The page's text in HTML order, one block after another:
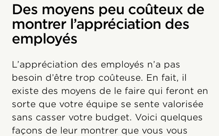
Des moyens peu coûteux de
montrer l’appréciation des
employés
L’appréciation des employés n’a pas
besoin d’être trop coûteuse. En fait, il
existe des moyens de le faire qui feront en
sorte que votre équipe se sente valorisée
sans casser votre budget. Voici quelques
façons de leur montrer que vous vous